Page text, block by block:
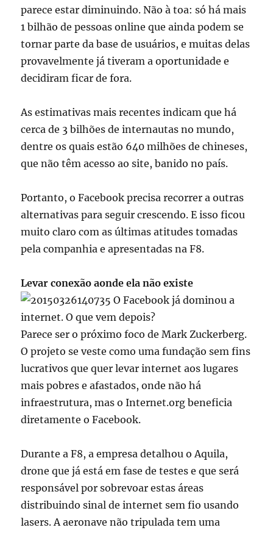
parece estar diminuindo. Não à toa: só há mais
1 bilhão de pessoas online que ainda podem se
tornar parte da base de usuários, e muitas delas
provavelmente já tiveram a oportunidade e
decidiram ficar de fora.
As estimativas mais recentes indicam que há
cerca de 3 bilhões de internautas no mundo,
dentre os quais estão 640 milhões de chineses,
que não têm acesso ao site, banido no país.
Portanto, o Facebook precisa recorrer a outras
alternativas para seguir crescendo. E isso ficou
muito claro com as últimas atitudes tomadas
pela companhia e apresentadas na F8.
Levar conexão aonde ela não existe
Parece ser o próximo foco de Mark Zuckerberg.
O projeto se veste como uma fundação sem fins
lucrativos que quer levar internet aos lugares
mais pobres e afastados, onde não há
infraestrutura, mas o Internet.org beneficia
diretamente o Facebook.
Durante a F8, a empresa detalhou o Aquila,
drone que já está em fase de testes e que será
responsável por sobrevoar estas áreas
distribuindo sinal de internet sem fio usando
lasers. A aeronave não tripulada tem uma